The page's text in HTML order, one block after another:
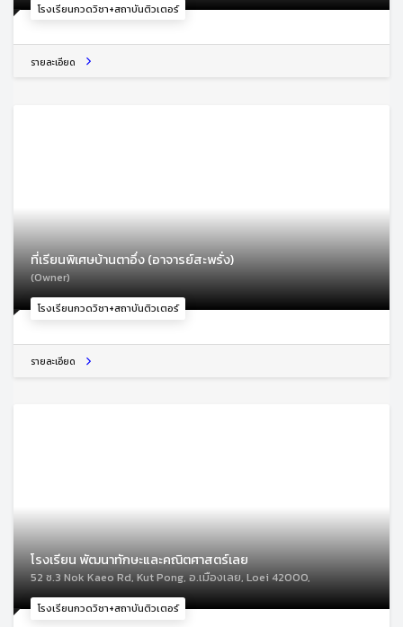
โรงเรียนกวดวิชา+สถาบันติวเตอร์
รายละเอียด
โรงเรียนกวดวิชา+สถาบันติวเตอร์
ที่เรียนพิเศษบ้านตาอึ่ง (อาจารย์สะพรั่ง)
(Owner)
รายละเอียด
โรงเรียนกวดวิชา+สถาบันติวเตอร์
โรงเรียน พัฒนาทักษะและคณิตศาสตร์เลย
52 ซ.3 Nok Kaeo Rd, Kut Pong, อ.เมืองเลย, Loei 42000,